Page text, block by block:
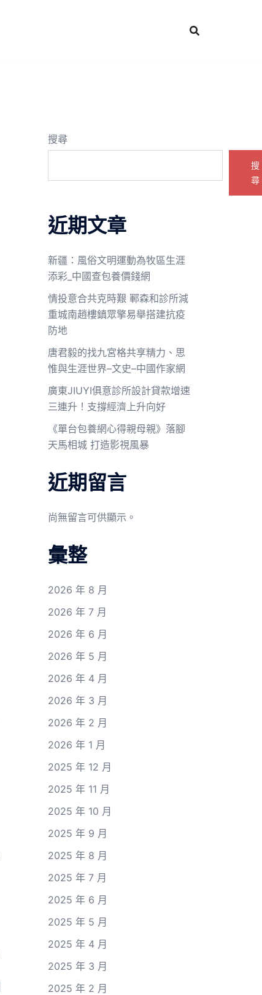
搜尋
搜
尋
近期文章
新疆：風俗文明運動為牧區生涯
添彩_中國查包養價錢網
情投意合共克時艱 鄆森和診所減
重城南趙樓鎮眾擎易舉搭建抗疫
防地
唐君毅的找九宮格共享精力、思
惟與生涯世界–文史–中國作家網
廣東JIUYI俱意診所設計貸款增速
三連升！支撐經濟上升向好
《單台包養網心得親母親》落腳
天馬相城 打造影視風暴
近期留言
尚無留言可供顯示。
彙整
2026 年 8 月
2026 年 7 月
2026 年 6 月
2026 年 5 月
2026 年 4 月
2026 年 3 月
2026 年 2 月
2026 年 1 月
2025 年 12 月
2025 年 11 月
2025 年 10 月
2025 年 9 月
2025 年 8 月
2025 年 7 月
2025 年 6 月
2025 年 5 月
2025 年 4 月
2025 年 3 月
2025 年 2 月